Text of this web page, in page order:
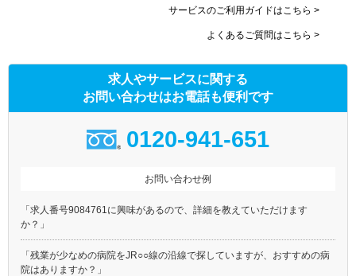
サービスのご利用ガイドはこちら >
よくあるご質問はこちら >
求人やサービスに関する
お問い合わせはお電話も便利です
0120-941-651
お問い合わせ例
「求人番号9084761に興味があるので、詳細を教えていただけます
か？」
「残業が少なめの病院をJR○○線の沿線で探していますが、おすすめの病
院はありますか？」